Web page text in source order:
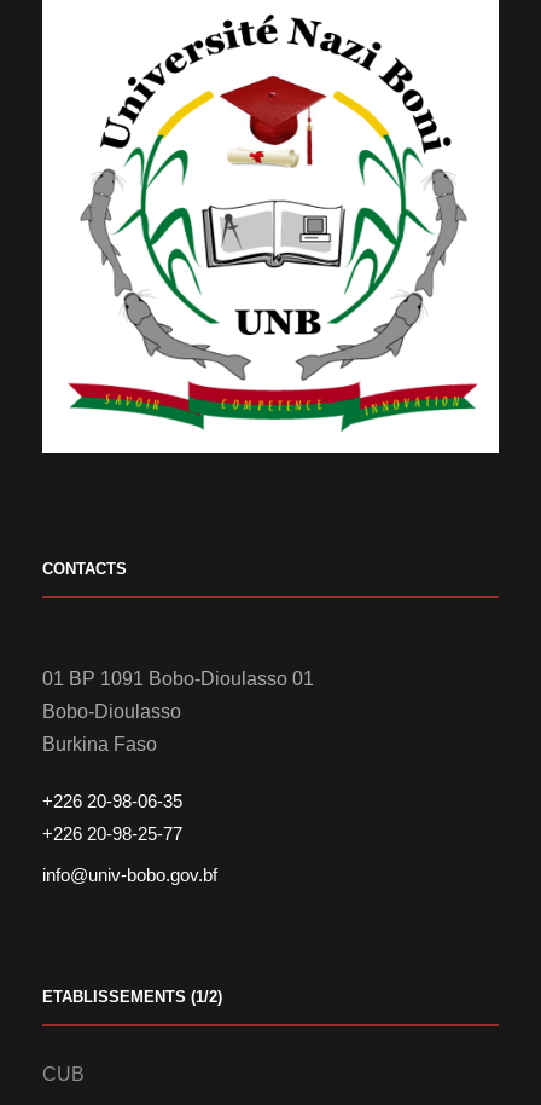
CONTACTS
01 BP 1091 Bobo-Dioulasso 01
Bobo-Dioulasso
Burkina Faso
+226 20-98-06-35
+226 20-98-25-77
info@univ-bobo.gov.bf
ETABLISSEMENTS (1/2)
CUB